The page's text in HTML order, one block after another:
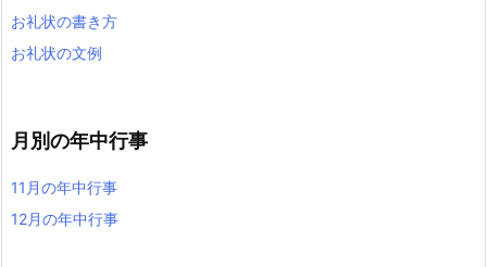
お礼状の書き方
お礼状の文例
月別の年中行事
11月の年中行事
12月の年中行事